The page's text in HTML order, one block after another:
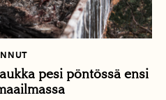
pesi pöntössä ensi